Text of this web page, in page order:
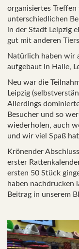
organisiertes Treffen
unterschiedlichen
in der Stadt Leipzig
gut mit anderen
Natürlich haben wir
aufgebaut in Halle,
Neu war die
Leipzig
Allerdings
Besucher und so
wiederholen, auch
und wir viel Spaß
Krönender
erster
ersten 50 Stück
haben nachdrucken
Beitrag in unserem